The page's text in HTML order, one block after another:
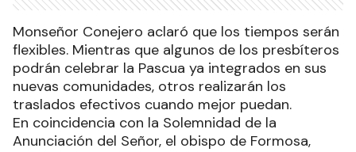
Monseñor Conejero aclaró que los tiempos serán
flexibles. Mientras que algunos de los presbíteros
podrán celebrar la Pascua ya integrados en sus
nuevas comunidades, otros realizarán los
traslados efectivos cuando mejor puedan.
En coincidencia con la Solemnidad de la
Anunciación del Señor, el obispo de Formosa,